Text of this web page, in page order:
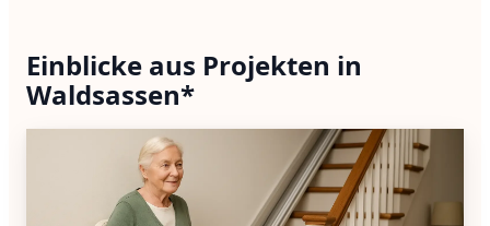
Einblicke aus Projekten in
Waldsassen*